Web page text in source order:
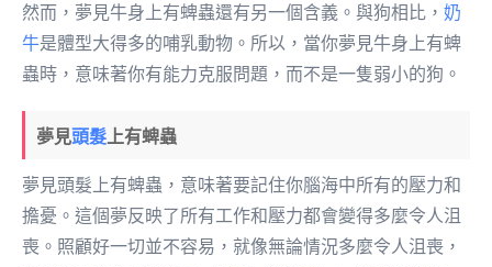
然而，夢見牛身上有蜱蟲還有另一個含義。與狗相比， 奶
牛是體型大得多的哺乳動物。所以，當你夢見牛身上有蜱
蟲時，意味著你有能力克服問題，而不是一隻弱小的狗。
夢見頭髮 上有蜱蟲
夢見頭髮上有蜱蟲，意味著要記住你腦海中所有的壓力和
擔憂。這個夢反映了所有工作和壓力都會變得多麼令人沮
喪。照顧好一切並不容易，就像無論情況多麼令人沮喪，